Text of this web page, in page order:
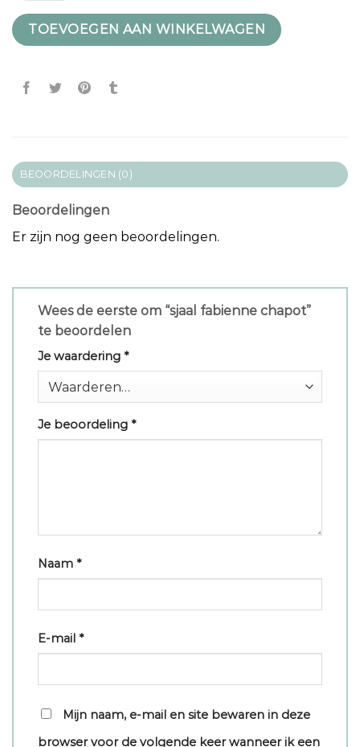
TOEVOEGEN AAN WINKELWAGEN
BEOORDELINGEN (0)
Beoordelingen
Er zijn nog geen beoordelingen.
Wees de eerste om “sjaal fabienne chapot”
te beoordelen
Je waardering *
Je beoordeling *
Naam *
E-mail *
Mijn naam, e-mail en site bewaren in deze
browser voor de volgende keer wanneer ik een